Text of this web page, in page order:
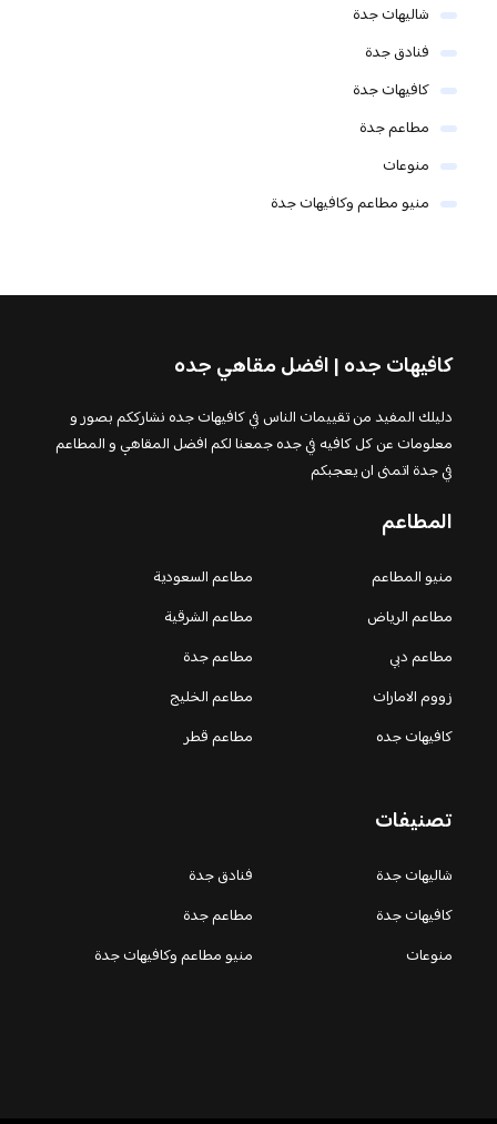
شاليهات جدة
فنادق جدة
كافيهات جدة
مطاعم جدة
منوعات
منيو مطاعم وكافيهات جدة
كافيهات جده | افضل مقاهي جده
دليلك المفيد من تقييمات الناس في كافيهات جده نشارككم بصور و
معلومات عن كل كافيه في جده جمعنا لكم افضل المقاهي و المطاعم
في جدة اتمنى ان يعجبكم
المطاعم
منيو المطاعم
مطاعم السعودية
مطاعم الرياض
مطاعم الشرقية
مطاعم دبي
مطاعم جدة
زووم الامارات
مطاعم الخليج
كافيهات جده
مطاعم قطر
تصنيفات
شاليهات جدة
فنادق جدة
كافيهات جدة
مطاعم جدة
منوعات
منيو مطاعم وكافيهات جدة